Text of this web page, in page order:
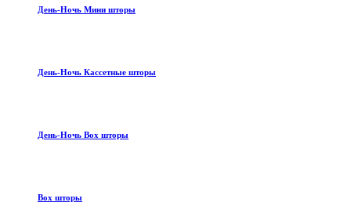
День-Ночь Мини шторы
День-Ночь Кассетные шторы
День-Ночь Box шторы
Box шторы